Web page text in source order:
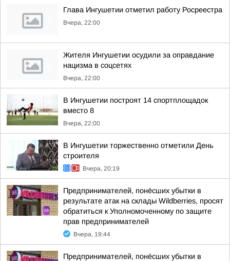
Глава Ингушетии отметил работу Росреестра
Вчера, 22:00
Жителя Ингушетии осудили за оправдание
нацизма в соцсетях
Вчера, 22:00
В Ингушетии построят 14 спортплощадок
вместо 8
Вчера, 22:00
В Ингушетии торжественно отметили День
строителя
Вчера, 20:19
Предпринимателей, понёсших убытки в
результате атак на склады Wildberries, просят
обратиться к Уполномоченному по защите
прав предпринимателей
Вчера, 19:44
Предпринимателей, понёсших убытки в